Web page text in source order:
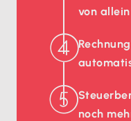
von allein
noch